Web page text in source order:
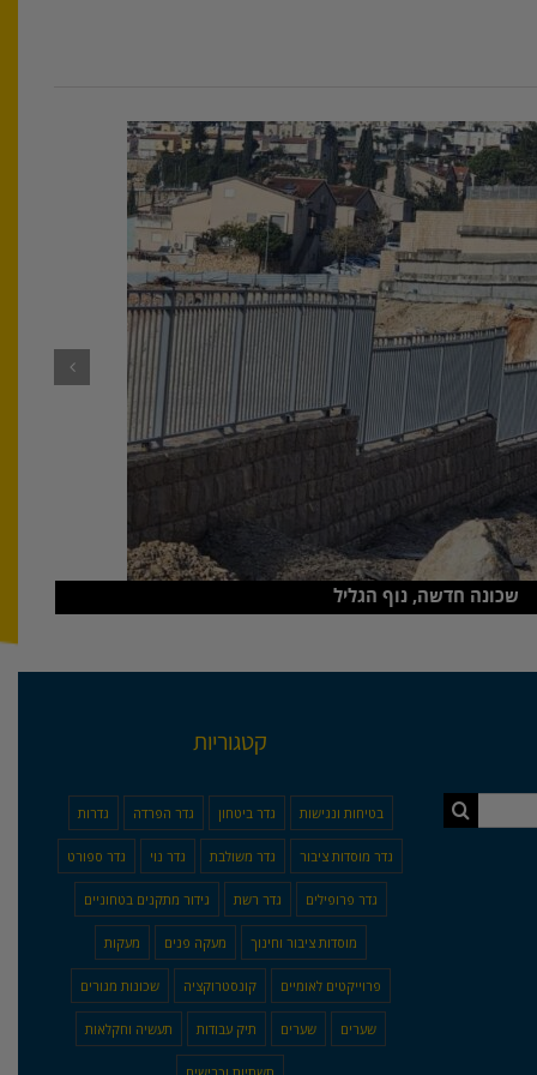
שכונה חדשה, נוף הגליל
קטגוריות
בטיחות ונגישות גדר ביטחון גדר הפרדה גדרות
גדר מוסדות ציבור גדר משולבת גדר נוי גדר ספורט
גדר פרופילים גדר רשת גידור מתקנים בטחוניים
מוסדות ציבור וחינוך מעקה פנים מעקות
פרוייקטים לאומיים קונסטרוקציה שכונות מגורים
שערים שערים תיק עבודות תעשיה וחקלאות